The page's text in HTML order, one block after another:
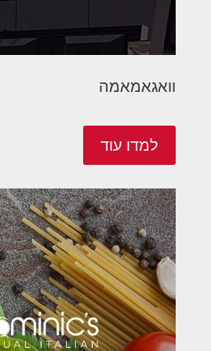
וואגאמאמה
למדו עוד